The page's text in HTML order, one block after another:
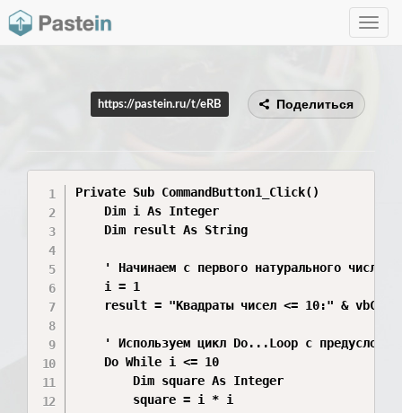
Toggle
https://pastein.ru/t/eRB Поделиться
Private Sub CommandButton1_Click()
    Dim i As Integer
    Dim result As String
    ' Начинаем с первого натурального числа
    i = 1
    result = "Квадраты чисел <= 10:" & vbCrLf
' Используем цикл Do...Loop с
    Do While i <= 10
        Dim square As Integer
        square = i * i